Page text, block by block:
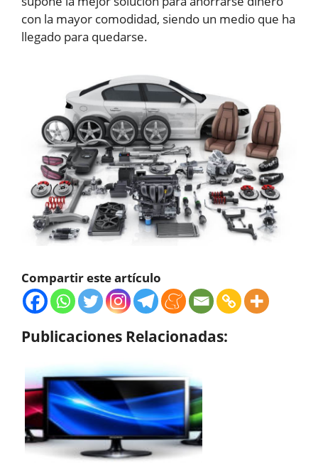
con la mayor comodidad, siendo un medio que ha
llegado para quedarse.
Compartir este artículo
Publicaciones Relacionadas: